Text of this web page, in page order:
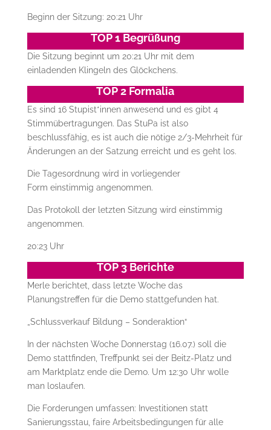
Beginn der Sitzung: 20:21 Uhr
TOP 1 Begrüßung
Die Sitzung beginnt um 20:21 Uhr mit dem
einladenden Klingeln des Glöckchens.
TOP 2 Formalia
Es sind 16 Stupist*innen anwesend und es gibt 4
Stimmübertragungen. Das StuPa ist also
beschlussfähig, es ist auch die nötige 2/3-Mehrheit für
Änderungen an der Satzung erreicht und es geht los.
Die Tagesordnung wird in vorliegender
Form einstimmig angenommen.
Das Protokoll der letzten Sitzung wird einstimmig
angenommen.
20:23 Uhr
TOP 3 Berichte
Merle berichtet, dass letzte Woche das
Planungstreffen für die Demo stattgefunden hat.
„Schlussverkauf Bildung – Sonderaktion“
In der nächsten Woche Donnerstag (16.07.) soll die
Demo stattfinden, Treffpunkt sei der Beitz-Platz und
am Marktplatz ende die Demo. Um 12:30 Uhr wolle
man loslaufen.
Die Forderungen umfassen: Investitionen statt
Sanierungsstau, faire Arbeitsbedingungen für alle